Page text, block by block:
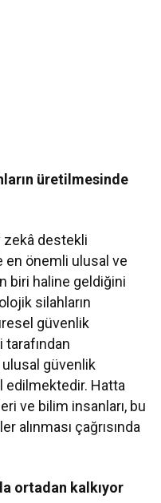
üretilmesinde
zekâ destekli
önemli ulusal ve
biri haline geldiğini
silahların
güvenlik
güvenlik
edilmektedir. Hatta
ve bilim insanları, bu
alınması çağrısında
ortadan kalkıyor